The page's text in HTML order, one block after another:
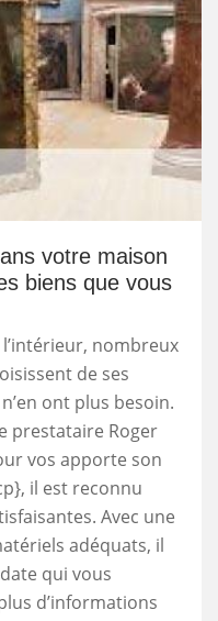
votre maison
biens que vous
l’intérieur, nombreux
de ses
ont plus besoin.
prestataire Roger
vos apporte son
il est reconnu
Avec une
adéquats, il
qui vous
d’informations